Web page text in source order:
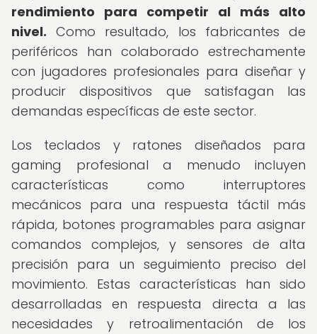
rendimiento para competir al más alto
nivel. Como resultado, los fabricantes de
periféricos han colaborado estrechamente
con jugadores profesionales para diseñar y
producir dispositivos que satisfagan las
demandas específicas de este sector.
Los teclados y ratones diseñados para
gaming profesional a menudo incluyen
características como interruptores
mecánicos para una respuesta táctil más
rápida, botones programables para asignar
comandos complejos, y sensores de alta
precisión para un seguimiento preciso del
movimiento. Estas características han sido
desarrolladas en respuesta directa a las
necesidades y retroalimentación de los